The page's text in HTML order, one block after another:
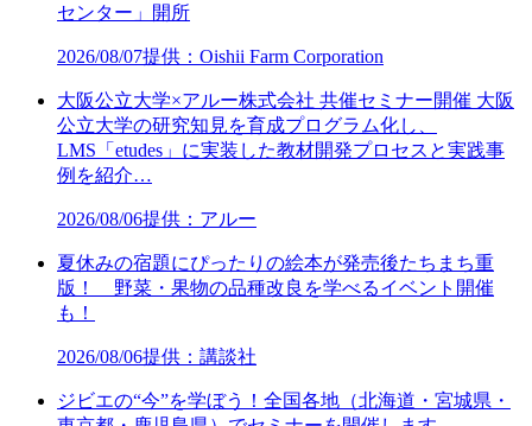
センター」開所
2026/08/07提供：Oishii Farm Corporation
大阪公立大学×アルー株式会社 共催セミナー開催 大阪
公立大学の研究知見を育成プログラム化し、
LMS「etudes」に実装した教材開発プロセスと実践事
例を紹介…
2026/08/06提供：アルー
夏休みの宿題にぴったりの絵本が発売後たちまち重
版！ 野菜・果物の品種改良を学べるイベント開催
も！
2026/08/06提供：講談社
ジビエの“今”を学ぼう！全国各地（北海道・宮城県・